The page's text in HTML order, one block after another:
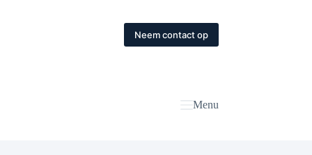
Neem contact op
Menu